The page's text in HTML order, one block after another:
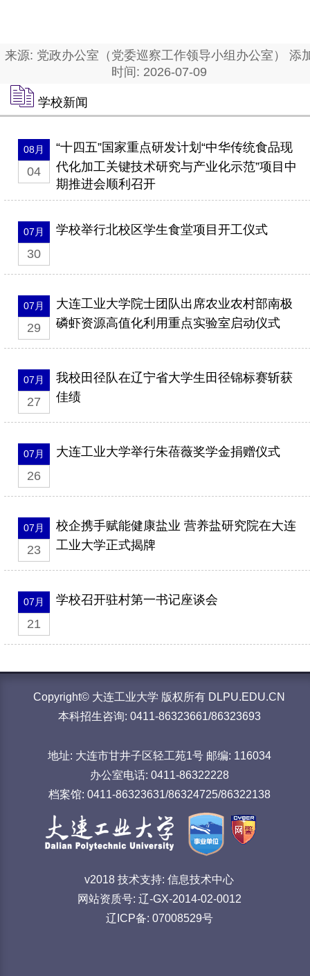
来源: 党政办公室（党委巡察工作领导小组办公室） 添
时间: 2026-07-09
学校新闻
08月
04
“十四五”国家重点研发计划“中华传统食品现
代化加工关键技术研究与产业化示范”项目中
期推进会顺利召开
07月
30
学校举行北校区学生食堂项目开工仪式
07月
29
大连工业大学院士团队出席农业农村部南极
磷虾资源高值化利用重点实验室启动仪式
07月
27
我校田径队在辽宁省大学生田径锦标赛斩获
佳绩
07月
26
大连工业大学举行朱蓓薇奖学金捐赠仪式
07月
23
校企携手赋能健康盐业 营养盐研究院在大连
工业大学正式揭牌
07月
21
学校召开驻村第一书记座谈会
Copyright© 大连工业大学 版权所有 DLPU.EDU.CN
本科招生咨询: 0411-86323661/86323693
地址: 大连市甘井子区轻工苑1号 邮编: 116034
办公室电话: 0411-86322228
档案馆: 0411-86323631/86324725/86322138
v2018 技术支持: 信息技术中心
网站资质号: 辽-GX-2014-02-0012
辽ICP备: 07008529号